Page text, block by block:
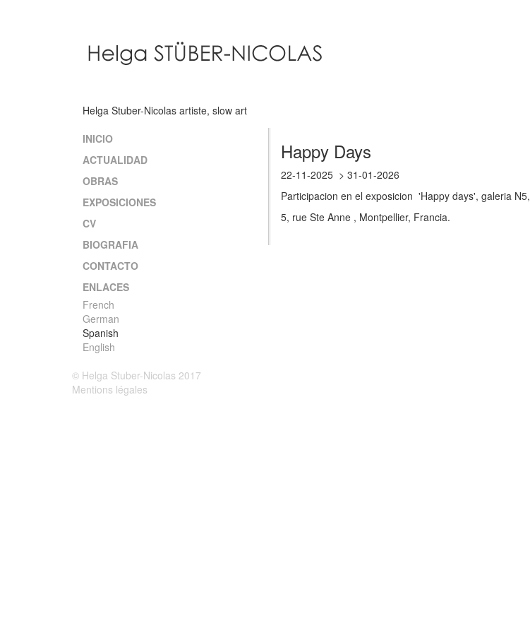
Helga Stuber-Nicolas artiste, slow art
Main
navigation
INICIO
ACTUALIDAD
OBRAS
EXPOSICIONES
CV
BIOGRAFIA
CONTACTO
ENLACES
French
German
Spanish
English
© Helga Stuber-Nicolas 2017
Mentions légales
Happy Days
22-11-2025
31-01-2026
Participacion en el exposicion 'Happy days', galeria N5,
5, rue Ste Anne , Montpellier, Francia.